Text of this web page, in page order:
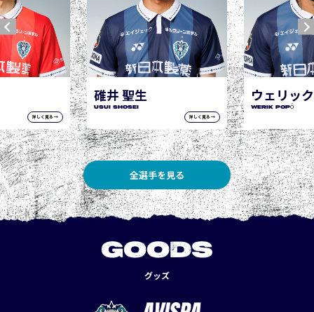
詳しく見る →
ウェリック ポポ
WERIK POPÓ
詳しく見る →
全選手を見る
GOODS
グッズ